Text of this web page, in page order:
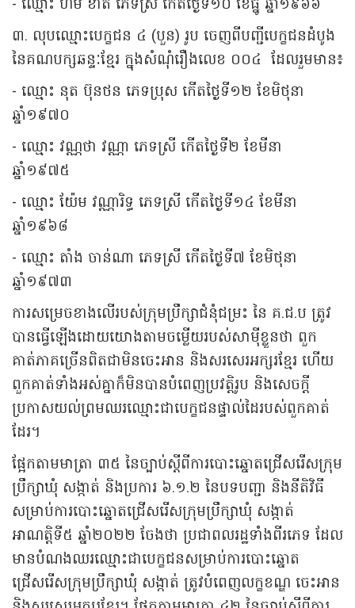
- ឈ្មោះ ហម ខាត់ ភេទស្រី កើតថ្ងៃទី១០ ខែធ្នូ ឆ្នាំ១៩៦៦
៣. លុបឈ្មោះបេក្ខជន ៤ (បួន) រូប ចេញពីបញ្ជីបេក្ខជនដំបូង
នៃគណបក្សឆន្ទៈខ្មែរ ក្នុងសំណុំរឿងលេខ ០០៤ ដែលរួមមាន៖
- ឈ្មោះ នុត ប៊ុនថន ភេទប្រុស កើតថ្ងៃទី១២ ខែមិថុនា
ឆ្នាំ១៩៧០
- ឈ្មោះ វណ្ណថា វណ្ណា ភេទស្រី កើតថ្ងៃទី២ ខែមីនា
ឆ្នាំ១៩៧៥
- ឈ្មោះ យ៉ែម វណ្ណារិទ្ធ ភេទស្រី កើតថ្ងៃទី១៤ ខែមីនា
ឆ្នាំ១៩៦៨
- ឈ្មោះ តាំង ចាន់ណា ភេទស្រី កើតថ្ងៃទី៧ ខែមិថុនា
ឆ្នាំ១៩៧៣
ការសម្រេចខាងលើរបស់ក្រុមប្រឹក្សាជំនុំជម្រះ នៃ គ.ជ.ប ត្រូវ
បានធ្វើឡើងដោយយោងតាមចម្លើយរបស់សាម៉ីខ្លួនថា ពួក
គាត់ភាគច្រើនពិតជាមិនចេះអាន និងសរសេរអក្សរខ្មែរ ហើយ
ពួកគាត់ទាំងអស់គ្នាក៏មិនបានបំពេញប្រវត្តិរូប និងសេចក្ដី
ប្រកាសយល់ព្រមឈរឈ្មោះជាបេក្ខជនផ្ទាល់ដៃរបស់ពួកគាត់
ដែរ។
ផ្អែកតាមមាត្រា ៣៥ នៃច្បាប់ស្ដីពីការបោះឆ្នោតជ្រើសរើសក្រុម
ប្រឹក្សាឃុំ សង្កាត់ និងប្រការ ៦.១.២ នៃបទបញ្ជា និងនីតិវិធី
សម្រាប់ការបោះឆ្នោតជ្រើសរើសក្រុមប្រឹក្សាឃុំ សង្កាត់
អាណត្តិទី៥ ឆ្នាំ២០២២ ចែងថា ប្រជាពលរដ្ឋទាំងពីរភេទ ដែល
មានបំណងឈរឈ្មោះជាបេក្ខជនសម្រាប់ការបោះឆ្នោត
ជ្រើសរើសក្រុមប្រឹក្សាឃុំ សង្កាត់ ត្រូវបំពេញលក្ខខណ្ឌ ចេះអាន